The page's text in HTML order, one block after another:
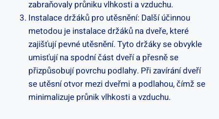
zabraňovaly průniku vlhkosti a vzduchu.
Instalace držáků pro utěsnění: Další účinnou
metodou je instalace držáků na dveře, které
zajišťují pevné utěsnění. Tyto držáky se obvykle
umisťují na spodní část dveří a přesně se
přizpůsobují povrchu podlahy. Při zavírání dveří
se utěsní otvor mezi dveřmi a podlahou, čímž se
minimalizuje průnik vlhkosti a vzduchu.